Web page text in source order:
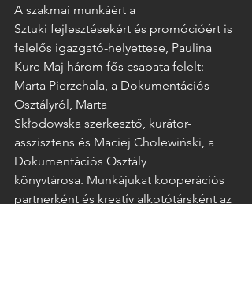
A szakmai munkáért a
Sztuki fejlesztésekért és promócióért is
felelős igazgató-helyettese, Paulina
Kurc-Maj három fős csapata felelt:
Marta Pierzchala, a Dokumentációs
Osztályról, Marta
Skłodowska szerkesztő, kurátor-
asszisztens és Maciej Cholewiński, a
Dokumentációs Osztály
könyvtárosa. Munkájukat kooperációs
partnerként és kreatív alkotótársként az